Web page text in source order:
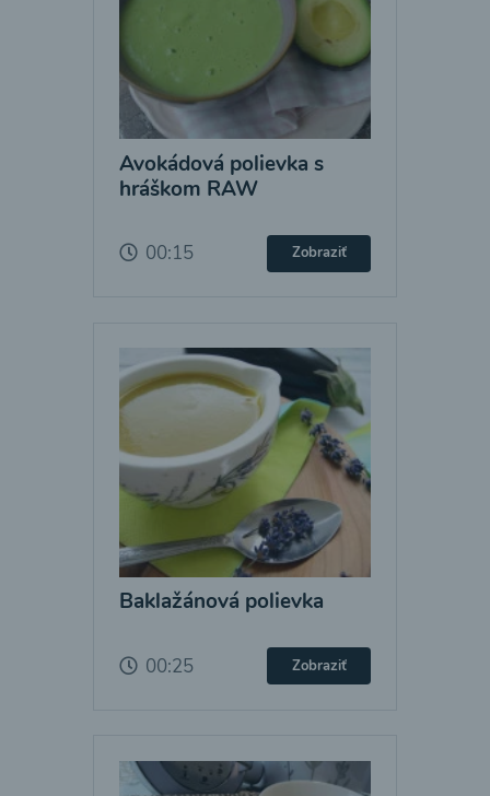
Avokádová polievka s
hráškom RAW
00:15 Zobraziť
Baklažánová polievka
00:25 Zobraziť